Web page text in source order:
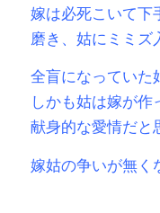
嫁は必死こいて下
磨き、姑にミミズ
全盲になっていた
しかも姑は嫁が
献身的な愛情だと
嫁姑の争いが無く